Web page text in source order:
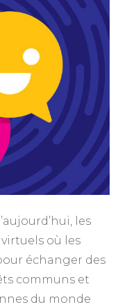
les
où les
échanger des
communs et
du monde